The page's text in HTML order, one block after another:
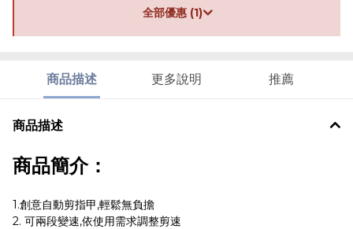
全部優惠 (1)
商品描述 更多說明 推薦
商品描述
商品簡介：
1.創意自動剪指甲,輕鬆無負擔
2. 可兩段變速,依使用需求調整剪速